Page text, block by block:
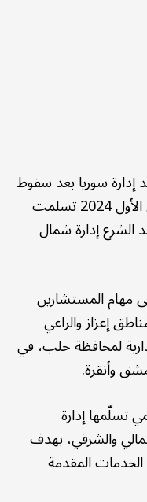
سوريا بعد سقوط
نظام بشار الأسد في ديسمبر/كانون الأول 2024 تسلمت
الشرع إدارة شمال
مهام المستشارين
إعزاز والراعي
لمحافظة حلب، في
وأنقرة.
إدارة
والشرقي، بهدف
الخدمات المقدمة